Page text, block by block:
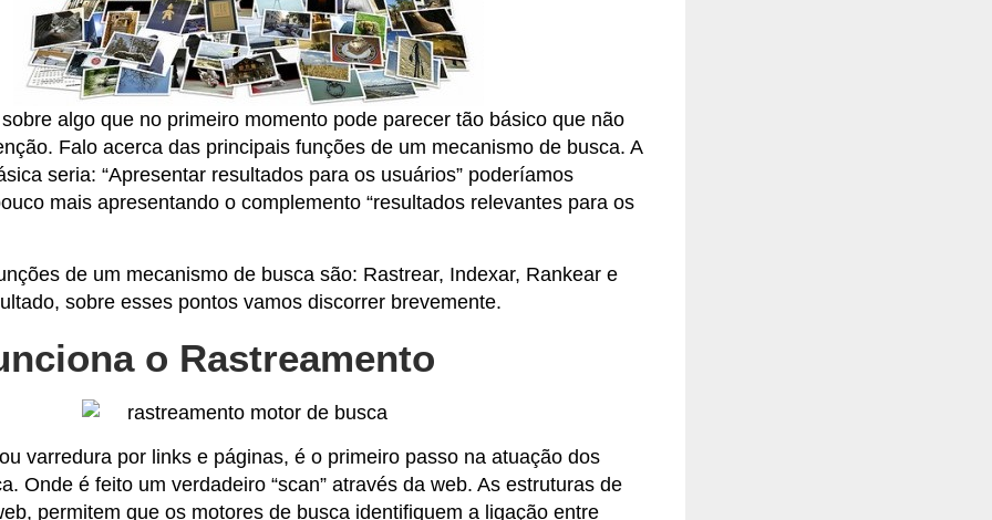
algo que no primeiro momento pode parecer tão básico que não
Falo acerca das principais funções de um mecanismo de busca. A
seria: “Apresentar resultados para os usuários” poderíamos
mais apresentando o complemento “resultados relevantes para os
de um mecanismo de busca são: Rastrear, Indexar, Rankear e
sobre esses pontos vamos discorrer brevemente.
o Rastreamento
varredura por links e páginas, é o primeiro passo na atuação dos
Onde é feito um verdadeiro “scan” através da web. As estruturas de
permitem que os motores de busca identifiquem a ligação entre